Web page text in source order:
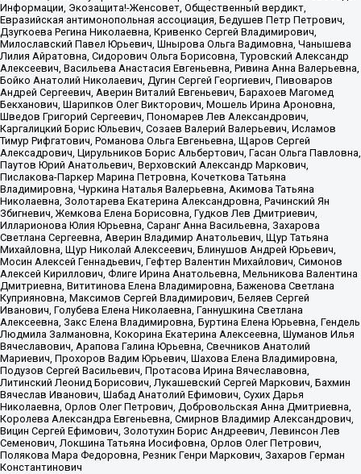
Информации, Экозащита!-Женсовет, Общественный вердикт,
Евразийская антимонопольная ассоциация, Бедушев Петр Петрович,
Дзугкоева Регина Николаевна, Кривенко Сергей Владимирович,
Милославский Павел Юрьевич, Шнырова Ольга Вадимовна, Чанышева
Лилия Айратовна, Сидорович Ольга Борисовна, Туровский Александр
Алексеевич, Васильева Анастасия Евгеньевна, Ривина Анна Валерьевна,
Бойко Анатолий Николаевич, Дугин Сергей Георгиевич, Пивоваров
Андрей Сергеевич, Аверин Виталий Евгеньевич, Барахоев Магомед
Бекханович, Шарипков Олег Викторович, Мошель Ирина Ароновна,
Шведов Григорий Сергеевич, Пономарев Лев Александрович,
Каргалицкий Борис Юльевич, Созаев Валерий Валерьевич, Исламов
Тимур Рифгатович, Романова Ольга Евгеньевна, Щаров Сергей
Алексадрович, Цирульников Борис Альбертович, Гасан Ольга Павловна,
Паутов Юрий Анатольевич, Верховский Александр Маркович,
Пислакова-Паркер Марина Петровна, Кочеткова Татьяна
Владимировна, Чуркина Наталья Валерьевна, Акимова Татьяна
Николаевна, Золотарева Екатерина Александровна, Рачинский Ян
Збигневич, Жемкова Елена Борисовна, Гудков Лев Дмитриевич,
Илларионова Юлия Юрьевна, Саранг Анна Васильевна, Захарова
Светлана Сергеевна, Аверин Владимир Анатольевич, Щур Татьяна
Михайловна, Щур Николай Алексеевич, Блинушов Андрей Юрьевич,
Мосин Алексей Геннадьевич, Гефтер Валентин Михайлович, Симонов
Алексей Кириллович, Флиге Ирина Анатольевна, Мельникова Валентина
Дмитриевна, Вититинова Елена Владимировна, Баженова Светлана
Куприяновна, Максимов Сергей Владимирович, Беляев Сергей
Иванович, Голубева Елена Николаевна, Ганнушкина Светлана
Алексеевна, Закс Елена Владимировна, Буртина Елена Юрьевна, Гендель
Людмила Залмановна, Кокорина Екатерина Алексеевна, Шуманов Илья
Вячеславович, Арапова Галина Юрьевна, Свечников Анатолий
Мариевич, Прохоров Вадим Юрьевич, Шахова Елена Владимировна,
Подузов Сергей Васильевич, Протасова Ирина Вячеславовна,
Литинский Леонид Борисович, Лукашевский Сергей Маркович, Бахмин
Вячеслав Иванович, Шабад Анатолий Ефимович, Сухих Дарья
Николаевна, Орлов Олег Петрович, Добровольская Анна Дмитриевна,
Королева Александра Евгеньевна, Смирнов Владимир Александрович,
Вицин Сергей Ефимович, Золотухин Борис Андреевич, Левинсон Лев
Семенович, Локшина Татьяна Иосифовна, Орлов Олег Петрович,
Полякова Мара Федоровна, Резник Генри Маркович, Захаров Герман
Константинович